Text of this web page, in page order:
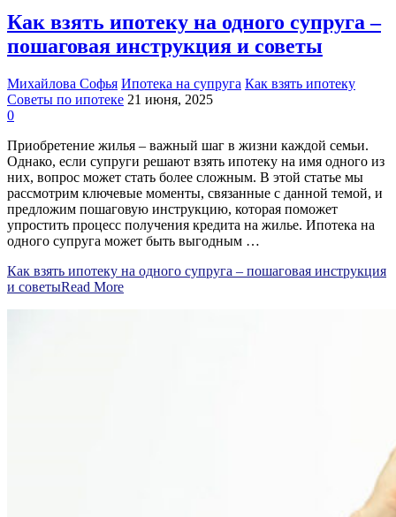
Как взять ипотеку на одного супруга –
пошаговая инструкция и советы
Михайлова Софья Ипотека на супруга Как взять ипотеку
Советы по ипотеке 21 июня, 2025
0
Приобретение жилья – важный шаг в жизни каждой семьи.
Однако, если супруги решают взять ипотеку на имя одного из
них, вопрос может стать более сложным. В этой статье мы
рассмотрим ключевые моменты, связанные с данной темой, и
предложим пошаговую инструкцию, которая поможет
упростить процесс получения кредита на жилье. Ипотека на
одного супруга может быть выгодным …
Как взять ипотеку на одного супруга – пошаговая инструкция
и советыRead More